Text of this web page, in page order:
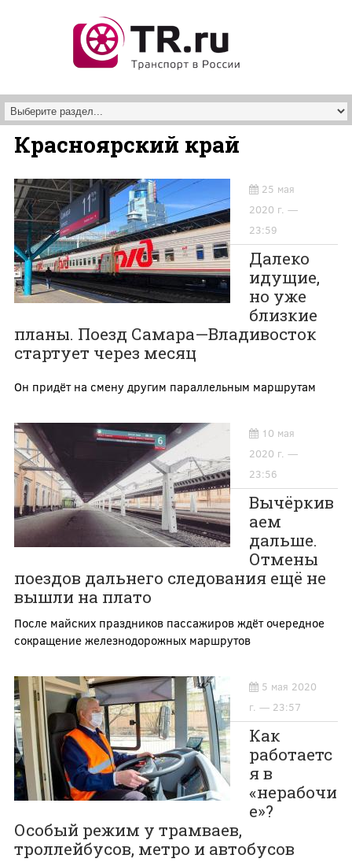
Красноярский край
25 мая
2020 г. —
23:59
Далеко
идущие,
но уже
близкие
планы. Поезд Самара—Владивосток
стартует через месяц
Он придёт на смену другим параллельным маршрутам
10 мая
2020 г. —
23:56
Вычёркив
аем
дальше.
Отмены
поездов дальнего следования ещё не
вышли на плато
После майских праздников пассажиров ждёт очередное
сокращение железнодорожных маршрутов
5 мая 2020
г. — 23:57
Как
работаетс
я в
«нерабочи
е»?
Особый режим у трамваев,
троллейбусов, метро и автобусов